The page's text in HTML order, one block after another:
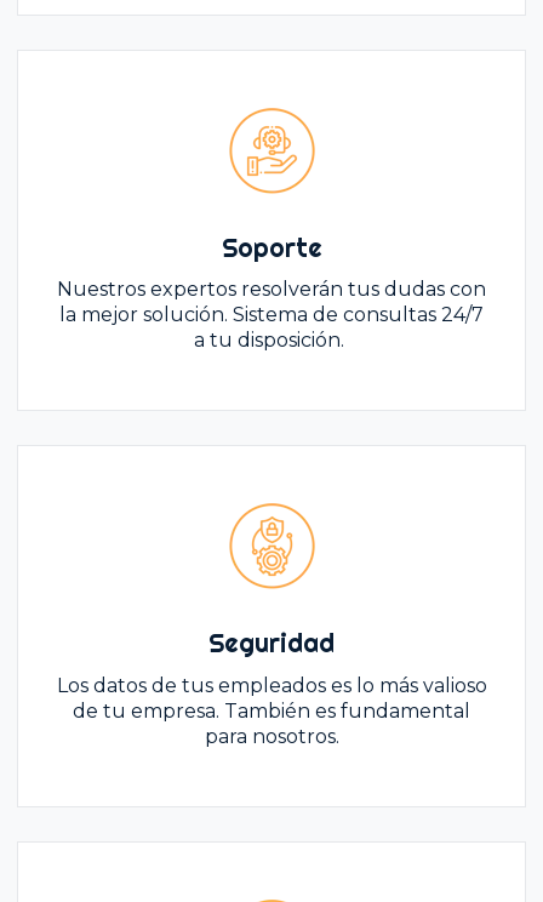
Soporte
Nuestros expertos resolverán tus dudas con
la mejor solución. Sistema de consultas 24/7
a tu disposición.
Seguridad
Los datos de tus empleados es lo más valioso
de tu empresa. También es fundamental
para nosotros.